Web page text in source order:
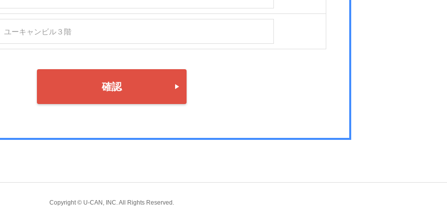
確認
Copyright © U-CAN, INC. All Rights Reserved.